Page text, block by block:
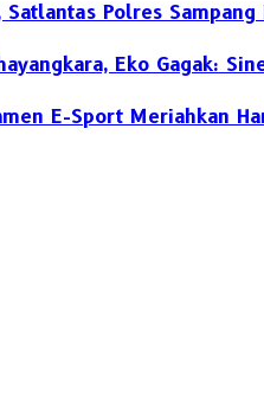
Polres
Eko Gagak:
E-Sport Meriahkan